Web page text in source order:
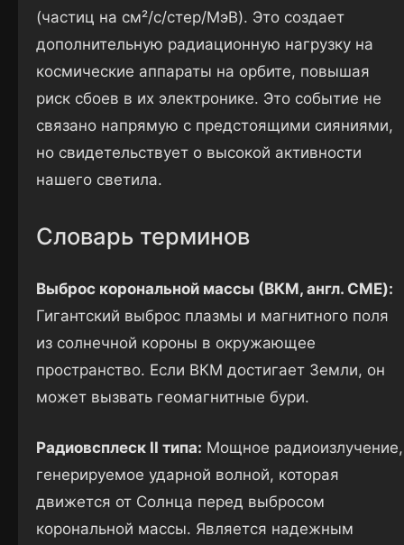
(частиц на см²/с/стер/МэВ). Это создает
дополнительную радиационную нагрузку на
космические аппараты на орбите, повышая
риск сбоев в их электронике. Это событие не
связано напрямую с предстоящими сияниями,
но свидетельствует о высокой активности
нашего светила.
Словарь терминов
Выброс корональной массы (ВКМ, англ. CME):
Гигантский выброс плазмы и магнитного поля
из солнечной короны в окружающее
пространство. Если ВКМ достигает Земли, он
может вызвать геомагнитные бури.
Радиовсплеск II типа: Мощное радиоизлучение,
генерируемое ударной волной, которая
движется от Солнца перед выбросом
корональной массы. Является надежным